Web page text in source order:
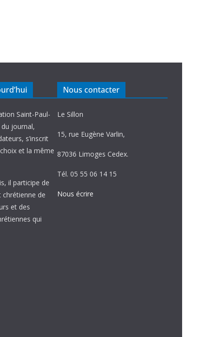
Saint-Paul-
journal,
s’inscrit
et la même
il participe de
chrétienne de
et des
qui
Nous contacter
Le Sillon
15, rue Eugène Varlin,
87036 Limoges Cedex.
Tél. 05 55 06 14 15
Nous écrire